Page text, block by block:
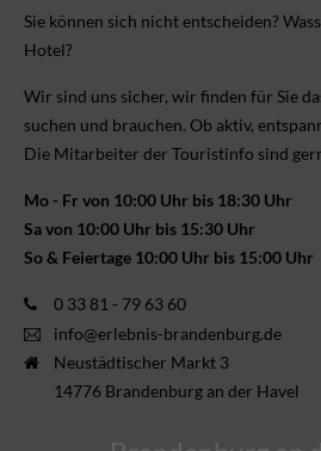
Sie können sich nicht ent­scheiden?
Hotel?
Wir sind uns sicher, wir finden für Sie
suchen und brauchen. Ob aktiv,
Die Mitarbeiter der Touristinfo sind
Mo - Fr von 10:00 Uhr bis 18:30 Uhr
Sa von 10:00 Uhr bis 15:30 Uhr
So & Feiertage 10:00 Uhr bis 15:00 Uhr
0 33 81 - 79 63 60
info@erlebnis-brandenburg.de
Neustädtischer Markt 3
14776 Brandenburg an der Havel